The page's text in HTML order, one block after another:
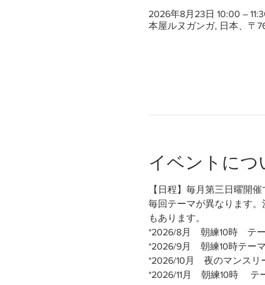
2026年8月23日 10:00 –
本屋ルヌガンガ, 日本、〒
イベントにつ
【日程】毎月第三日曜開
毎回テーマが異なります
もあります。
*2026/8月　朝練10時　テ
*2026/9月　朝練10時テー
*2026/10月　夜のマンスリ
*2026/11月　朝練10時　 テ